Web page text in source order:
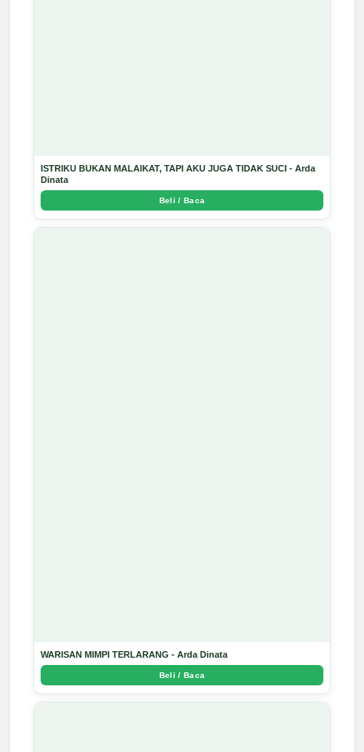
ISTRIKU BUKAN MALAIKAT, TAPI AKU JUGA TIDAK SUCI - Arda
Dinata
Beli / Baca
WARISAN MIMPI TERLARANG - Arda Dinata
Beli / Baca